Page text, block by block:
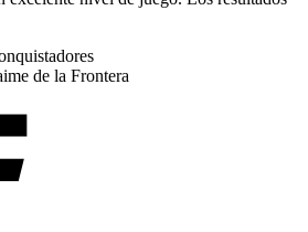
de la Frontera